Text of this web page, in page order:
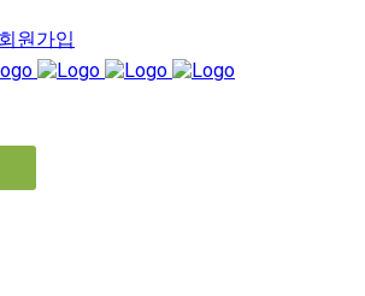
회원가입